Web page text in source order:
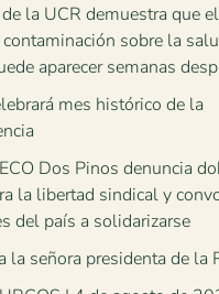
la UCR demuestra que
sobre la
aparecer semanas
mes histórico de la
Dos Pinos denuncia
la libertad sindical y
del país a solidarizarse
la señora presidenta de la